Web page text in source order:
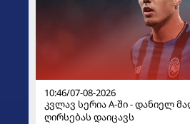
10:46/07-08-2026
კვლავ სერია A-ში - დანიელ
ღირსებას დაიცავს